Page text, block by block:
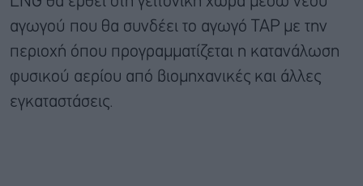
αγωγού που θα συνδέει το αγωγό TAP με την
περιοχή όπου προγραμματίζεται η κατανάλωση
φυσικού αερίου από βιομηχανικές και άλλες
εγκαταστάσεις.